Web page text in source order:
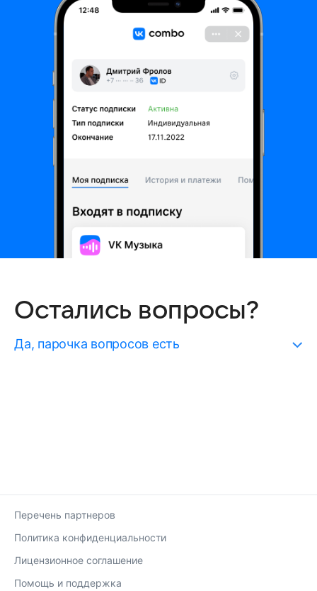
Остались вопросы?
Да, парочка вопросов есть
Перечень партнеров
Политика конфиденциальности
Лицензионное соглашение
Помощь и поддержка